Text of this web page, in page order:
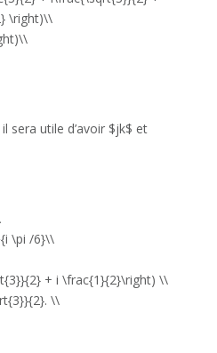
\right)\\
sera utile d’avoir $jk$ et
\pi /6}\\
+ i \frac{1}{2}\right) \\
\\